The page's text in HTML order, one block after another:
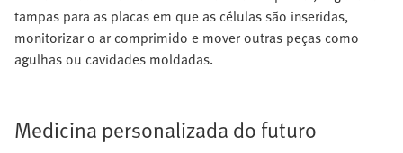
tampas para as placas em que as células são inseridas,
monitorizar o ar comprimido e mover outras peças como
agulhas ou cavidades moldadas.
Medicina personalizada do futuro